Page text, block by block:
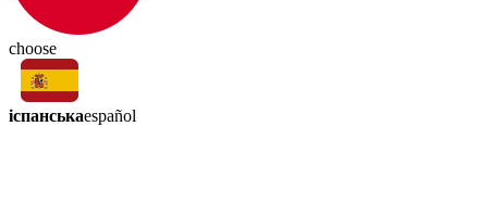
choose
іспанськаespañol